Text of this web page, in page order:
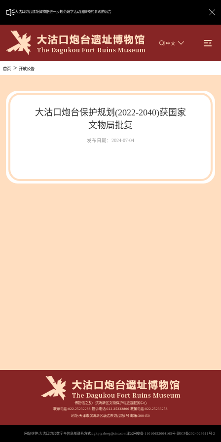
大沽口炮台遗址博物馆进一步规范研学活动团体预约参观的公告
| 中文
首页 > 开放公告
大沽口炮台保护规划(2022-2040)获国家
文物局批复
发布日期：2024-07-04
博物馆之友： 滨海新区文物保护与旅游服务中心
联系电话:022-25232288 投诉电话:022-25232806 救援电话:022-25233258
地址:天津市滨海新区塘沽东炮台路1号 邮编:300450
网站维护:大沽口炮台数字与信息部联系方式:dgkptyzbwg@sina.com津公网安备 11010652004165号 赣ICP备2024029611号-2